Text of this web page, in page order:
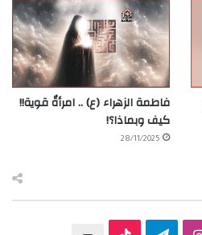
فاطمة الزهراء (ع) .. امرأةٌ قوية!!
كيف وبماذا؟!
28/11/2025